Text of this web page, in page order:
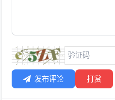
发布评论 打赏